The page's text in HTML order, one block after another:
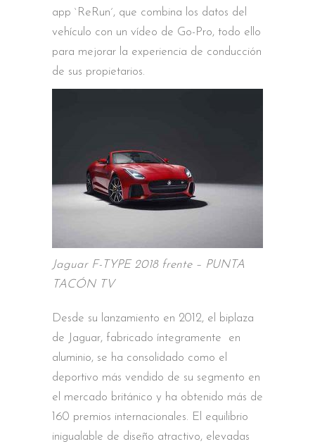
app `ReRun´, que combina los datos del
vehículo con un vídeo de Go-Pro, todo ello
para mejorar la experiencia de conducción
de sus propietarios.
Jaguar F-TYPE 2018 frente – PUNTA
TACÓN TV
Desde su lanzamiento en 2012, el biplaza
de Jaguar, fabricado íntegramente en
aluminio, se ha consolidado como el
deportivo más vendido de su segmento en
el mercado británico y ha obtenido más de
160 premios internacionales. El equilibrio
inigualable de diseño atractivo, elevadas